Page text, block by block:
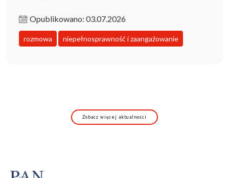
Opublikowano: 03.07.2026
rozmowa niepełnosprawność i zaangażowanie
Zobacz więcej aktualności